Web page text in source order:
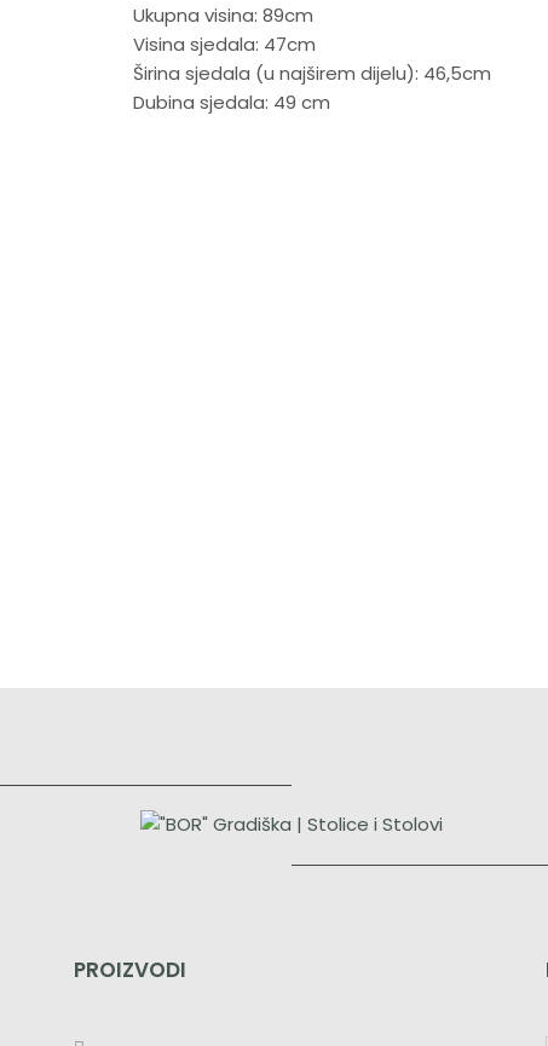
Ukupna visina: 89cm
Visina sjedala: 47cm
Širina sjedala (u najširem dijelu): 46,5cm
Dubina sjedala: 49 cm
PROIZVODI